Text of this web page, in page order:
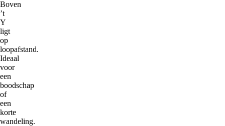
Boven
’t
Y
ligt
op
loopafstand.
Ideaal
voor
een
boodschap
of
een
korte
wandeling.